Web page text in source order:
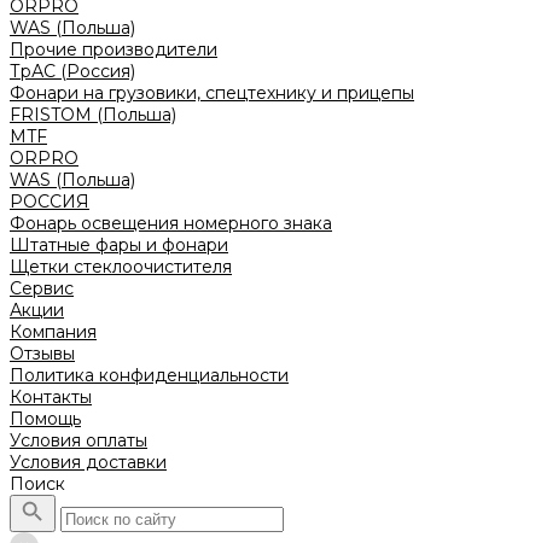
ORPRO
WAS (Польша)
Прочие производители
ТрАС (Россия)
Фонари на грузовики, спецтехнику и прицепы
FRISTOM (Польша)
MTF
ORPRO
WAS (Польша)
РОССИЯ
Фонарь освещения номерного знака
Штатные фары и фонари
Щетки стеклоочистителя
Сервис
Акции
Компания
Отзывы
Политика конфиденциальности
Контакты
Помощь
Условия оплаты
Условия доставки
Поиск